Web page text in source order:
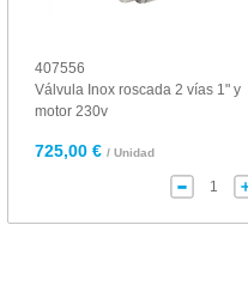
407556
Válvula Inox roscada 2 vías 1" y
motor 230v
725,00 € / Unidad